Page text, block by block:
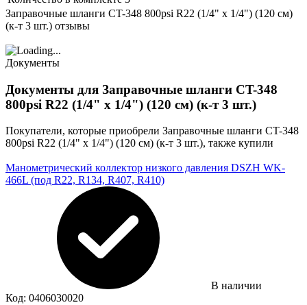
Заправочные шланги CT-348 800psi R22 (1/4" х 1/4") (120 см)
(к-т 3 шт.) отзывы
Документы
Документы для Заправочные шланги CT-348
800psi R22 (1/4" х 1/4") (120 см) (к-т 3 шт.)
Покупатели, которые приобрели Заправочные шланги CT-348
800psi R22 (1/4" х 1/4") (120 см) (к-т 3 шт.), также купили
Манометрический коллектор низкого давления DSZH WK-
466L (под R22, R134, R407, R410)
В наличии
Код: 0406030020